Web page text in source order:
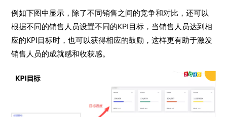
例如下图中显示，除了不同销售之间的竞争和对比，还可以
根据不同的销售人员设置不同的KPI目标，当销售人员达到相
应的KPI目标时，也可以获得相应的鼓励，这样更有助于激发
销售人员的成就感和收获感。